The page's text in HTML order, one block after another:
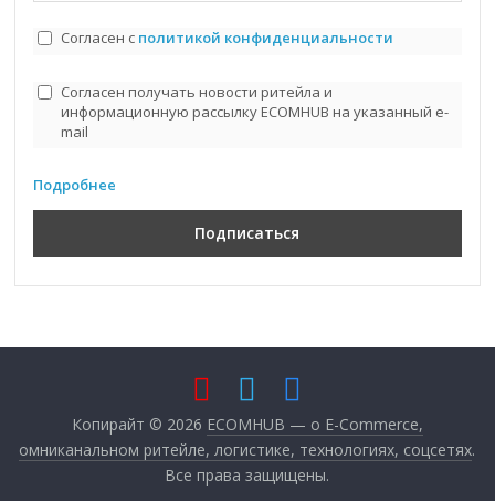
Согласен с политикой конфиденциальности
Согласен получать новости ритейла и
информационную рассылку ECOMHUB на указанный e-
mail
Подробнее
Копирайт © 2026 ECOMHUB — о E-Commerce,
омниканальном ритейле, логистике, технологиях, соцсетях.
Все права защищены.